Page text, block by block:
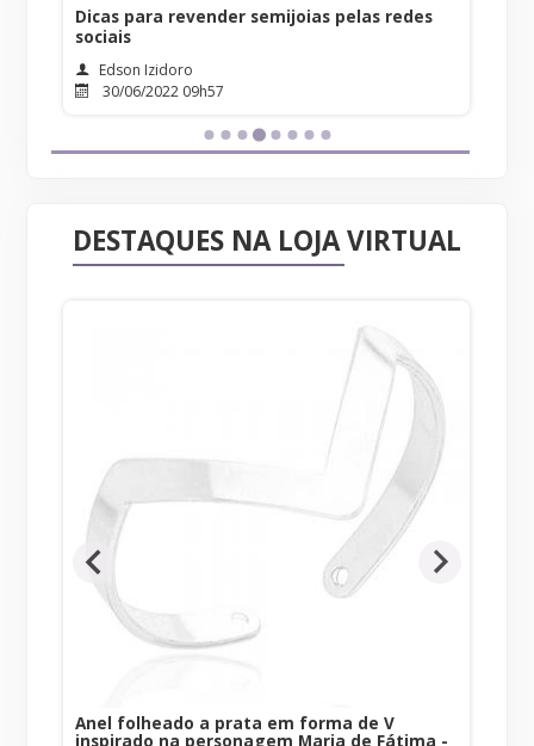
10 dicas de revenda de semijoias - parte 3
Edson Izidoro
12/07/2022 18h10
DESTAQUES NA LOJA VIRTUAL
Anel folheado a prata em forma de V
inspirado na personagem Maria de Fátima -